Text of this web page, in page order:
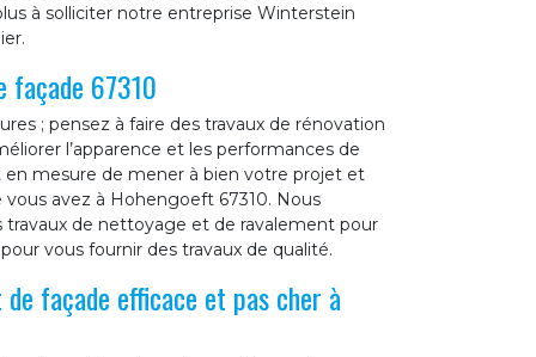
à solliciter notre entreprise Winterstein
façade 67310
; pensez à faire des travaux de rénovation
l’apparence et les performances de
en mesure de mener à bien votre projet et
avez à Hohengoeft 67310. Nous
travaux de nettoyage et de ravalement pour
vous fournir des travaux de qualité.
façade efficace et pas cher à